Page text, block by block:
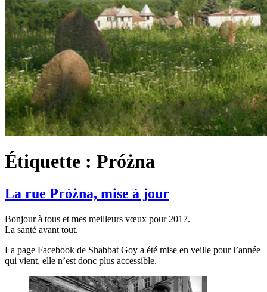
Étiquette : Próżna
La rue Próżna, mise à jour
Bonjour à tous et mes meilleurs vœux pour 2017.
La santé avant tout.
La page Facebook de Shabbat Goy a été mise en veille pour l’année
qui vient, elle n’est donc plus accessible.